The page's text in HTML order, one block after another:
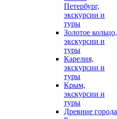
Петербург,
экскурсии и
туры
Золотое кольцо,
экскурсии и
туры
Карелия,
экскурсии и
туры
Крым,
экскурсии и
туры
Древние города